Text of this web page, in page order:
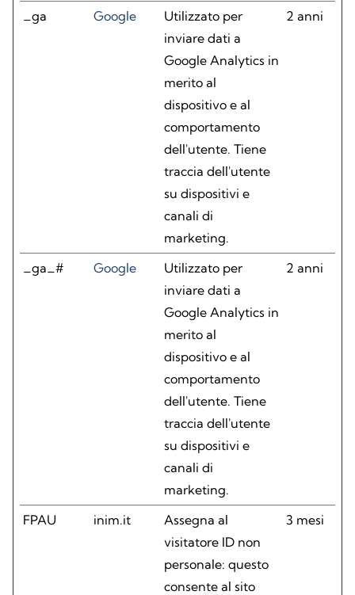
_ga Google
Utilizzato per
inviare dati a
Google Analytics in
merito al
dispositivo e al
comportamento
dell'utente. Tiene
traccia dell'utente
su dispositivi e
canali di
marketing.
2 anni
_ga_# Google
Utilizzato per
inviare dati a
Google Analytics in
merito al
dispositivo e al
comportamento
dell'utente. Tiene
traccia dell'utente
su dispositivi e
canali di
marketing.
2 anni
FPAU inim.it
Assegna al
visitatore ID non
personale: questo
consente al sito
3 mesi